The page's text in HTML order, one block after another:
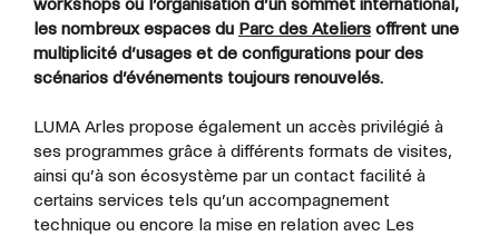
les nombreux espaces du Parc des Ateliers offrent une
multiplicité d’usages et de configurations pour des
scénarios d’événements toujours renouvelés.
LUMA Arles propose également un accès privilégié à
ses programmes grâce à différents formats de visites,
ainsi qu’à son écosystème par un contact facilité à
certains services tels qu’un accompagnement
technique ou encore la mise en relation avec Les